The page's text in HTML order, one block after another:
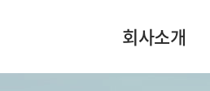
회사소개